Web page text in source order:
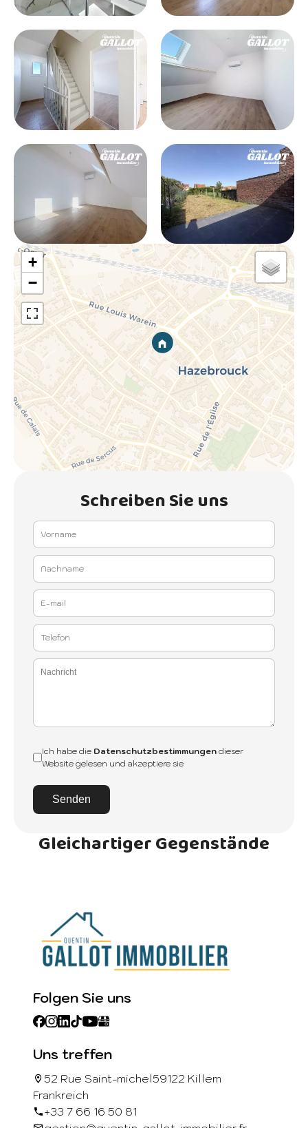
+
−
Schreiben Sie uns
Ich habe die Datenschutzbestimmungen dieser
Website gelesen und akzeptiere sie
Senden
Gleichartiger Gegenstände
Folgen Sie uns
Uns treffen
52 Rue Saint-michel59122 Killem
Frankreich
+33 7 66 16 50 81